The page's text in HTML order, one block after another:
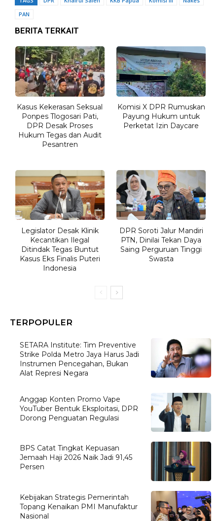
PAN
BERITA TERKAIT
Kasus Kekerasan Seksual
Ponpes Tlogosari Pati,
DPR Desak Proses
Hukum Tegas dan Audit
Pesantren
Komisi X DPR Rumuskan
Payung Hukum untuk
Perketat Izin Daycare
Legislator Desak Klinik
Kecantikan Ilegal
Ditindak Tegas Buntut
Kasus Eks Finalis Puteri
Indonesia
DPR Soroti Jalur Mandiri
PTN, Dinilai Tekan Daya
Saing Perguruan Tinggi
Swasta
TERPOPULER
SETARA Institute: Tim Preventive
Strike Polda Metro Jaya Harus Jadi
Instrumen Pencegahan, Bukan
Alat Represi Negara
Anggap Konten Promo Vape
YouTuber Bentuk Eksploitasi, DPR
Dorong Penguatan Regulasi
BPS Catat Tingkat Kepuasan
Jemaah Haji 2026 Naik Jadi 91,45
Persen
Kebijakan Strategis Pemerintah
Topang Kenaikan PMI Manufaktur
Nasional